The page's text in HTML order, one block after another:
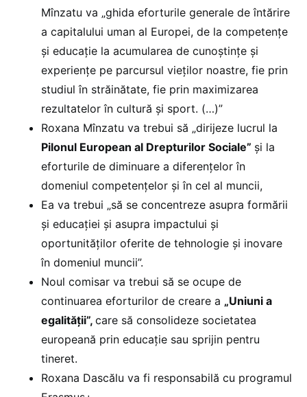
Mînzatu va „ghida eforturile generale de întărire
a capitalului uman al Europei, de la competențe
și educație la acumularea de cunoștințe și
experiențe pe parcursul vieților noastre, fie prin
studiul în străinătate, fie prin maximizarea
rezultatelor în cultură și sport. (…)”
Roxana Mînzatu va trebui să „dirijeze lucrul la
Pilonul European al Drepturilor Sociale” și la
eforturile de diminuare a diferențelor în
domeniul competențelor și în cel al muncii,
Ea va trebui „să se concentreze asupra formării
și educației și asupra impactului și
oportunităților oferite de tehnologie și inovare
în domeniul muncii”.
Noul comisar va trebui să se ocupe de
continuarea eforturilor de creare a „Uniuni a
egalității”, care să consolideze societatea
europeană prin educație sau sprijin pentru
tineret.
Roxana Dascălu va fi responsabilă cu programul